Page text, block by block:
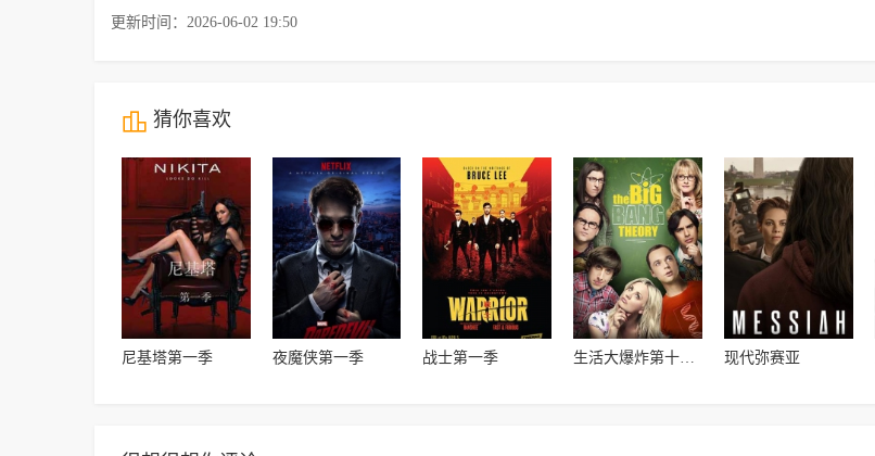
更新时间：2026-06-02 19:50
猜你喜欢
尼基塔第一季 夜魔侠第一季 战士第一季 现代弥赛亚